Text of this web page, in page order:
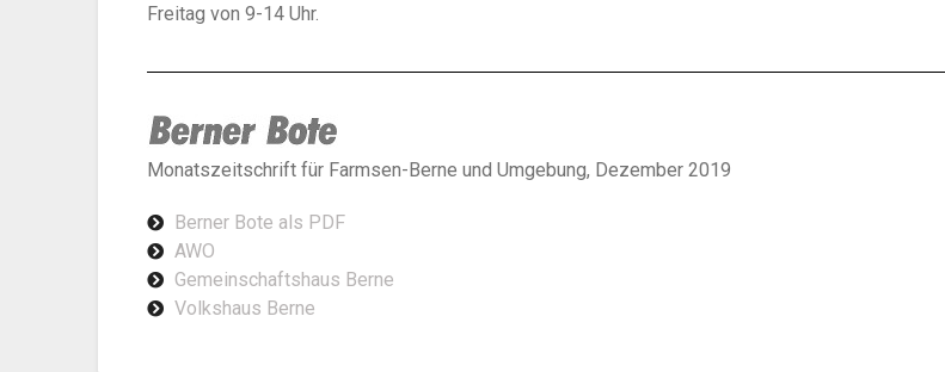
Freitag von 9-14 Uhr.
Monatszeitschrift für Farmsen-Berne und Umgebung, Dezember 2019
Berner Bote als PDF
AWO
Gemeinschaftshaus Berne
Volkshaus Berne